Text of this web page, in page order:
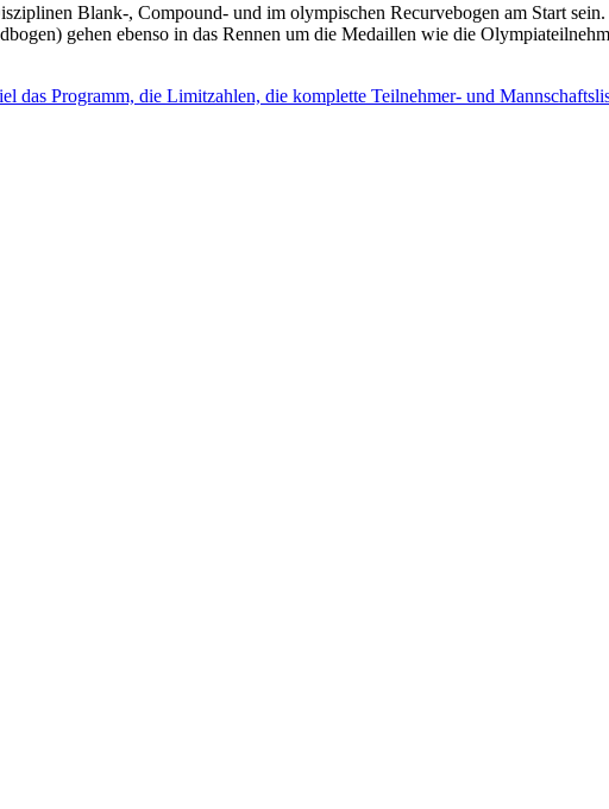
Blank-, Compound- und im olympischen Recurvebogen am Start
gehen ebenso in das Rennen um die Medaillen wie die
das Programm, die Limitzahlen, die komplette Teilnehmer- und